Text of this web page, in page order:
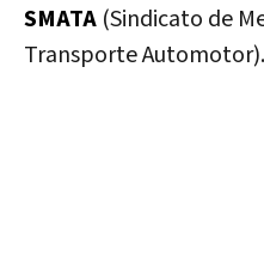
SMATA (Sindicato de
Transporte Automotor).